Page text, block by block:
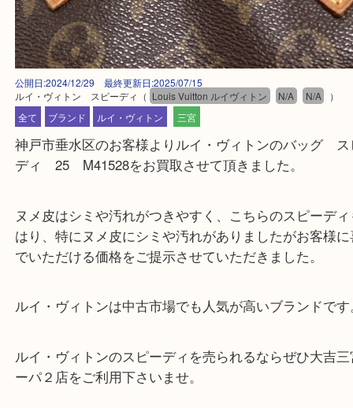
公開日:2024/12/29 最終更新日:2025/07/15
ルイ・ヴィトン スピーディ
（ Louis Vuitton ルイヴィトン N/A N/A
全て
ブランド ルイ・ヴィトン 三宮
ディ 25 M41528をお買取させて頂きました。
ヌメ皮はシミや汚れがつきやすく、こちらのスピー
はり、特にヌメ皮にシミや汚れがありましたがお客